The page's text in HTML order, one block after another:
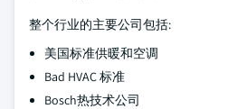
整个行业的主要公司包括:
美国标准供暖和空调
Bad HVAC 标准
Bosch热技术公司